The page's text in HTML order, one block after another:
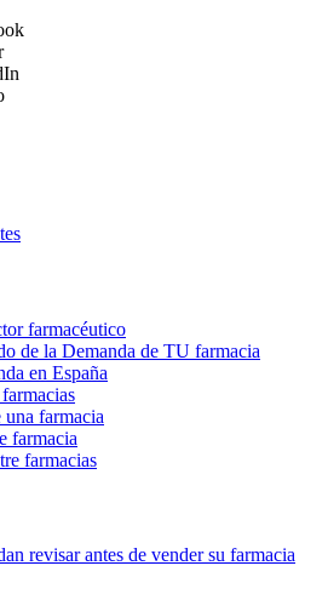
farmacéutico
de la Demanda de TU farmacia
en España
farmacia
farmacia
farmacias
revisar antes de vender su farmacia